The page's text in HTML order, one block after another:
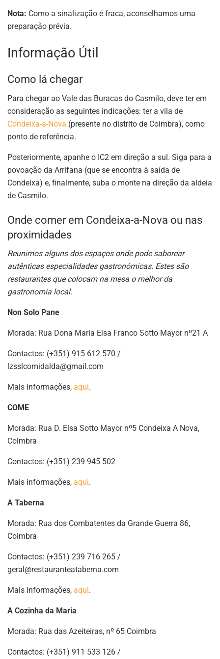
Nota: Como a sinalização é fraca, aconselhamos uma
preparação prévia.
Informação Útil
Como lá chegar
Para chegar ao Vale das Buracas do Casmilo, deve ter em
consideração as seguintes indicações: ter a vila de
Condeixa-a-Nova (presente no distrito de Coimbra), como
ponto de referência.
Posteriormente, apanhe o IC2 em direção a sul. Siga para a
povoação da Arrifana (que se encontra à saída de
Condeixa) e, finalmente, suba o monte na direção da aldeia
de Casmilo.
Onde comer em Condeixa-a-Nova ou nas
proximidades
Reunimos alguns dos espaços onde pode saborear
autênticas especialidades gastronómicas. Estes são
restaurantes que colocam na mesa o melhor da
gastronomia local.
Non Solo Pane
Morada: Rua Dona Maria Elsa Franco Sotto Mayor nº21 A
Contactos: (+351) 915 612 570 /
lzsslcomidalda@gmail.com
Mais informações, aqui.
COME
Morada: Rua D. Elsa Sotto Mayor nº5 Condeixa A Nova,
Coimbra
Contactos: (+351) 239 945 502
Mais informações, aqui.
A Taberna
Morada: Rua dos Combatentes da Grande Guerra 86,
Coimbra
Contactos: (+351) 239 716 265 /
geral@restauranteataberna.com
Mais informações, aqui.
A Cozinha da Maria
Morada: Rua das Azeiteiras, nº 65 Coimbra
Contactos: (+351) 911 533 126 /